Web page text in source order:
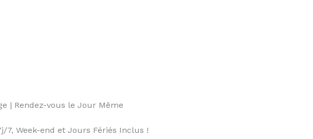
| Rendez-vous le Jour Même
7, Week-end et Jours Fériés Inclus !